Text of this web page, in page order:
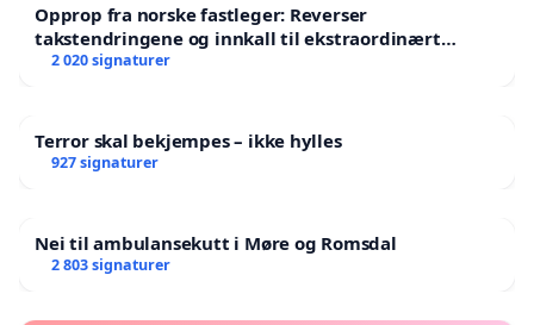
Opprop fra norske fastleger: Reverser
takstendringene og innkall til ekstraordinært
landsråd
2 020 signaturer
Terror skal bekjempes – ikke hylles
927 signaturer
Nei til ambulansekutt i Møre og Romsdal
2 803 signaturer